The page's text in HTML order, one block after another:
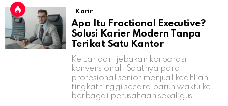
Karir
Apa Itu Fractional Executive?
Solusi Karier Modern Tanpa
Terikat Satu Kantor
Keluar dari jebakan korporasi
konvensional. Saatnya para
profesional senior menjual keahlian
tingkat tinggi secara paruh waktu ke
berbagai perusahaan sekaligus.